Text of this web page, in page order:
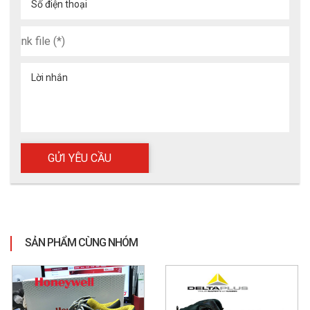
Số điện thoại
Lời nhắn
SẢN PHẨM CÙNG NHÓM